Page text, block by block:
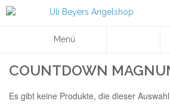
Menü
COUNTDOWN
Es gibt keine Produkte, die dieser